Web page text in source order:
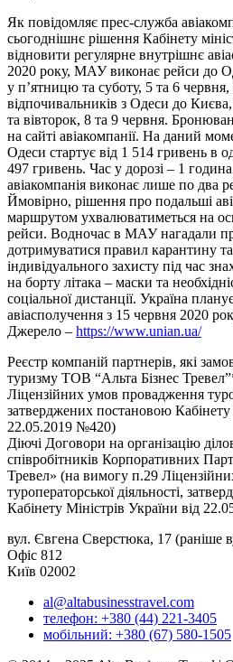
Як повідомляє прес-служба
сьогоднішнє рішення Кабінету
відновити регулярне внутрішнє
2020 року, МАУ виконає рейси до
у п’ятницю та суботу, 5 та 6
відпочивальників з Одеси до
та вівторок, 8 та 9 червня.
на сайті авіакомпанії. На даний
Одеси стартує від 1 514 гривень в
497 гривень. Час у дорозі – 1
авіакомпанія виконає лише по два
Ймовірно, рішення про подальші
маршрутом ухвалюватиметься на
рейси. Водночас в МАУ нагадали
дотримуватися правил карантину
індивідуального захисту під час
на борту літака – маски та
соціальної дистанції. Україна
авіасполучення з 15 червня 2020
Джерело – https://www.unian.ua/
Реєстр компаній партнерів, які
туризму ТОВ “Альта Бізнес
Ліцензійних умов провадження
затверджених постановою Кабінету
22.05.2019 №420)
Діючі Договори на організацію
співробітників Корпоративних
Тревел» (на вимогу п.29
туроператорської діяльності,
Кабінету Міністрів України від
вул. Євгена Сверстюка, 17 (раніше
Офіс 812
Київ 02002
al@altabusinesstravel.com
телефон: +380 (44) 221-3405
мобільний: +380 (67) 580-1505